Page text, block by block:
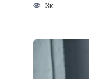
3к.